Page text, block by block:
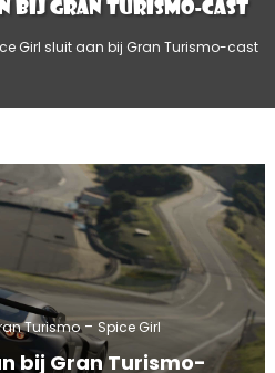
bij Gran Turismo-cast
Girl sluit aan bij Gran Turismo-cast
Turismo-Spice Girl
bij Gran Turismo-